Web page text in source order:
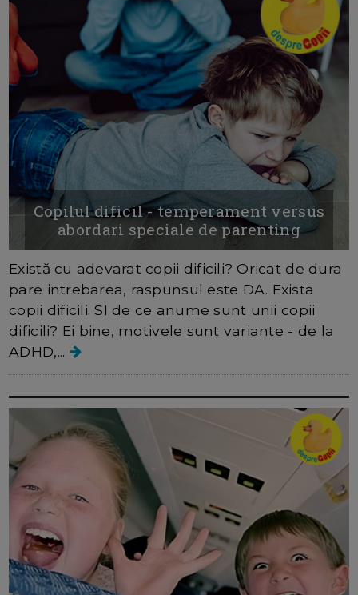
Copilul dificil - temperament versus
abordari speciale de parenting
Există cu adevarat copii dificili? Oricat de dura
pare intrebarea, raspunsul este DA. Exista
copii dificili. SI de ce anume sunt unii copii
dificili? Ei bine, motivele sunt variante - de la
ADHD,...